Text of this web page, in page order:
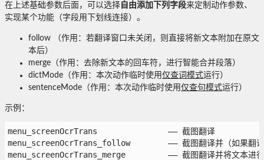
在上述基础参数后面，可以选择 自由添加下列字段来定制动作参数、
实现某个功能（字段用下划线连接）。
follow （作用：若翻译窗口未关闭，则直接将新文本附加在原文
本后）
merge（作用：去除新文本的回车符，进行智能合并段落）
dictMode（作用：本次动作临时使用仅查词模式运行）
sentenceMode（作用：本次动作临时使用仅查句模式运行）
示例：
menu_screenOcrTrans               —— 截图翻译
menu_screenOcrTrans_follow        —— 截图翻译并（如果翻译
menu_screenOcrTrans_merge         —— 截图翻译并将文本进